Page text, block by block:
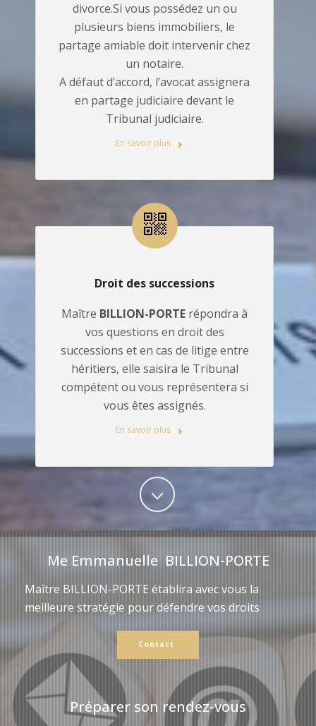
divorce.Si vous possédez un ou
plusieurs biens immobiliers, le
partage amiable doit intervenir chez
un notaire.
A défaut d’accord, l’avocat assignera
en partage judiciaire devant le
Tribunal judiciaire.
En savoir plus
Droit des successions
Maître BILLION-PORTE répondra à
vos questions en droit des
successions et en cas de litige entre
héritiers, elle saisira le Tribunal
compétent ou vous représentera si
vous êtes assignés.
En savoir plus
Me Emmanuelle BILLION-PORTE
Maître BILLION-PORTE établira avec vous la
meilleure stratégie pour défendre vos droits
Contact
Préparer son rendez-vous